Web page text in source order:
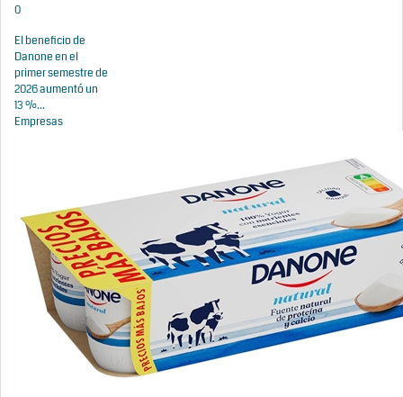
0
El beneficio de
Danone en el
primer semestre de
2026 aumentó un
13 %...
Empresas